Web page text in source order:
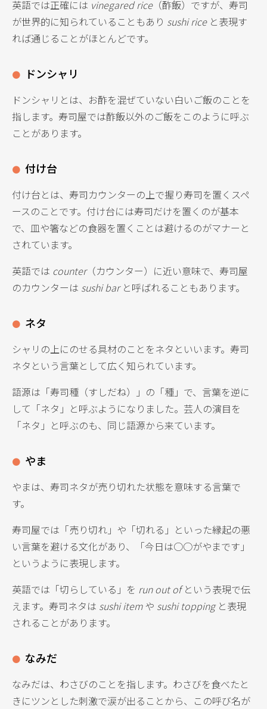
英語では正確には vinegared rice（酢飯）ですが、寿司
が世界的に知られていることもあり sushi riceと表現す
れば通じることがほとんどです。
ドンシャリ
ドンシャリとは、お酢を混ぜていない白いご飯のことを
指します。寿司屋では酢飯以外のご飯をこのように呼ぶ
ことがあります。
付け台
付け台とは、寿司カウンターの上で握り寿司を置くスペ
ースのことです。付け台には寿司だけを置くのが基本
で、皿や箸などの食器を置くことは避けるのがマナーと
されています。
英語では counter（カウンター）に近い意味で、寿司屋
のカウンターは sushi barと呼ばれることもあります。
ネタ
シャリの上にのせる具材のことをネタといいます。寿司
ネタという言葉として広く知られています。
語源は「寿司種（すしだね）」の「種」で、言葉を逆に
して「ネタ」と呼ぶようになりました。芸人の演目を
「ネタ」と呼ぶのも、同じ語源から来ています。
やま
やまは、寿司ネタが売り切れた状態を意味する言葉で
す。
寿司屋では「売り切れ」や「切れる」といった縁起の悪
い言葉を避ける文化があり、「今日は○○がやまです」
というように表現します。
英語では「切らしている」を run out ofという表現で伝
えます。寿司ネタは sushi itemや sushi toppingと表現
されることがあります。
なみだ
なみだは、わさびのことを指します。わさびを食べたと
きにツンとした刺激で涙が出ることから、この呼び名が